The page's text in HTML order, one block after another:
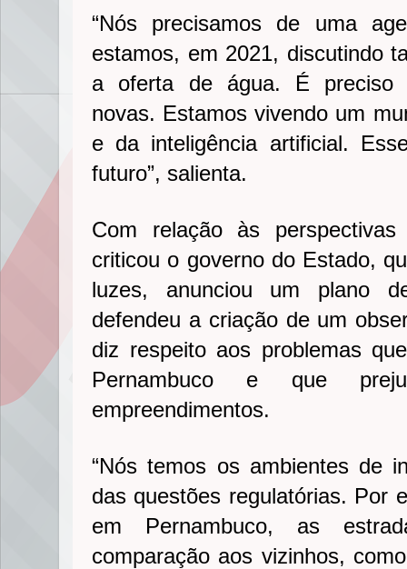
“Nós precisamos de uma
estamos, em 2021, discutindo
a oferta de água. É preciso
novas. Estamos vivendo um
e da inteligência artificial.
futuro”, salienta.
Com relação às
criticou o governo do Estado,
luzes, anunciou um plano
defendeu a criação de um
diz respeito aos problemas
Pernambuco e que
empreendimentos.
“Nós temos os ambientes de
das questões regulatórias. Por
em Pernambuco, as
comparação aos vizinhos,